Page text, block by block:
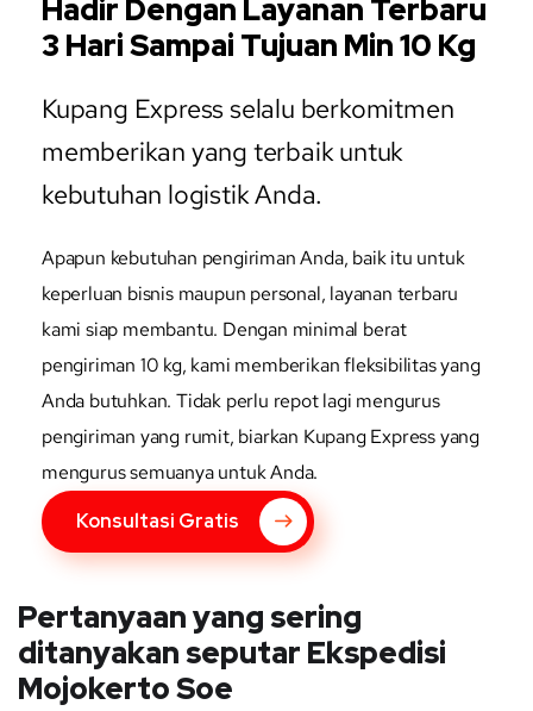
Hadir Dengan Layanan Terbaru
3 Hari Sampai Tujuan Min 10 Kg
Kupang Express selalu berkomitmen
memberikan yang terbaik untuk
kebutuhan logistik Anda.
Apapun kebutuhan pengiriman Anda, baik itu untuk
keperluan bisnis maupun personal, layanan terbaru
kami siap membantu. Dengan minimal berat
pengiriman 10 kg, kami memberikan fleksibilitas yang
Anda butuhkan. Tidak perlu repot lagi mengurus
pengiriman yang rumit, biarkan Kupang Express yang
mengurus semuanya untuk Anda.
Konsultasi Gratis
Pertanyaan yang sering
ditanyakan seputar Ekspedisi
Mojokerto Soe